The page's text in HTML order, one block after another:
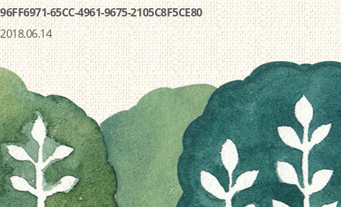
96FF6971-65CC-4961-9675-2105C8F5CE80
2018.06.14